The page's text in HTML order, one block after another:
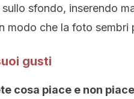
sfondo, inserendo
modo che la foto sembri
gusti
cosa piace e non